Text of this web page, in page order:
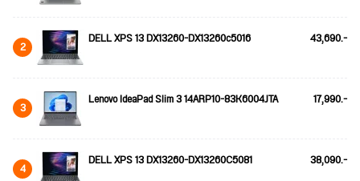
2 DELL XPS 13 DX13260-DX13260c5016 43,690.-
3 Lenovo IdeaPad Slim 3 14ARP10-83K6004JTA 17,990.-
4 DELL XPS 13 DX13260-DX13260C5081 38,090.-